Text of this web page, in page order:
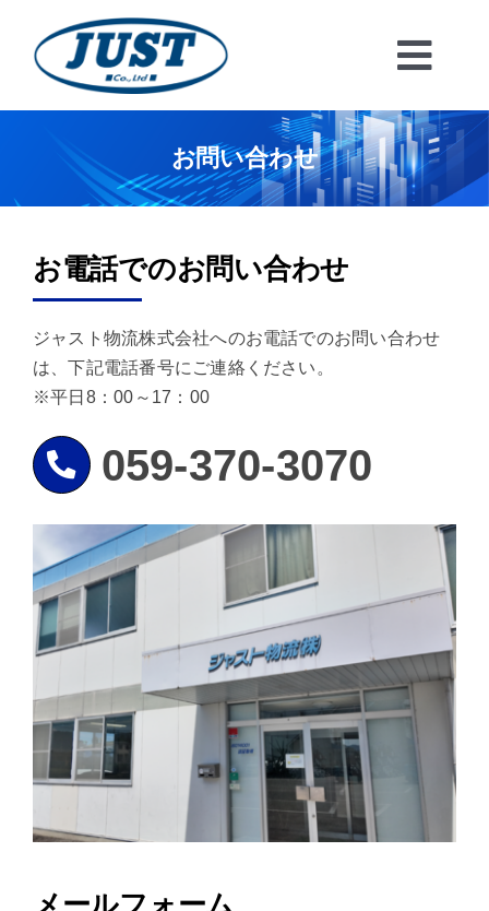
content
人材をお探しの企業様
関連事業
会社情報
お問い合わせ
お問い合わせ
お電話でのお問い合わせ
ジャスト物流株式会社へのお電話でのお問い合わせ
は、下記電話番号にご連絡ください。
※平日8：00～17：00
059-370-3070